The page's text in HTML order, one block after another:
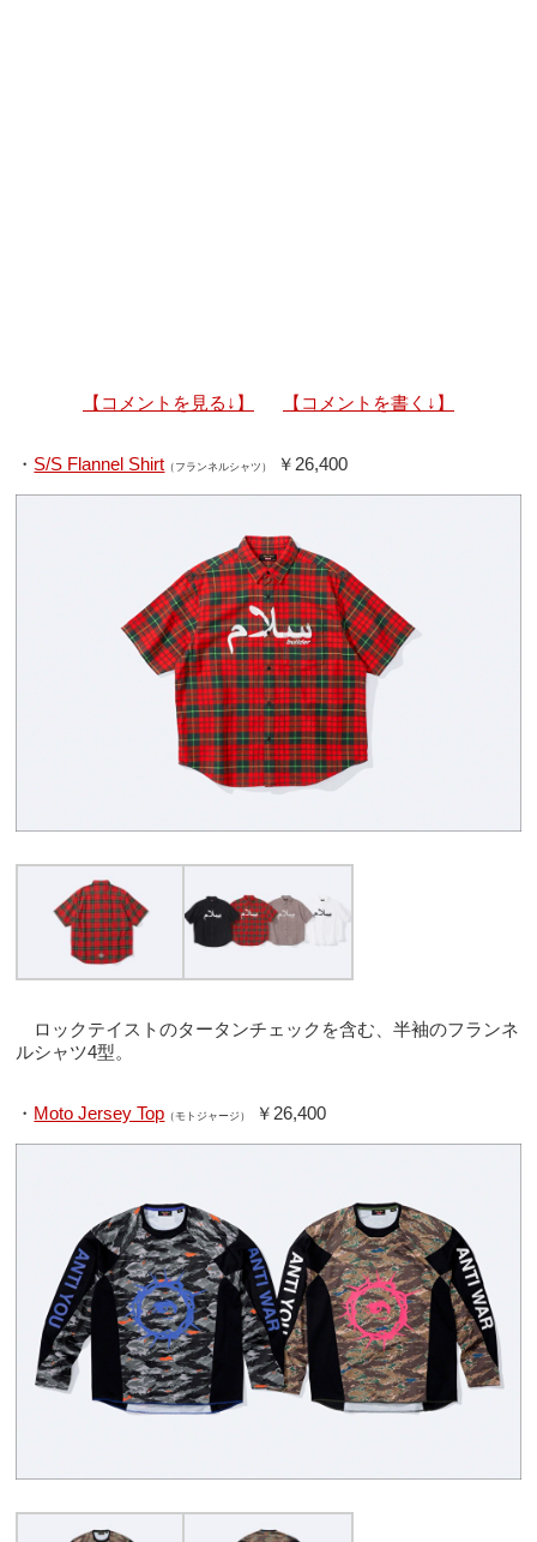
【コメントを見る↓】 【コメントを書く↓】
・ S/S Flannel Shirt （フランネルシャツ） ￥26,400
ロックテイストのタータンチェックを含む、半袖のフランネ
ルシャツ4型。
・ Moto Jersey Top （モトジャージ） ￥26,400